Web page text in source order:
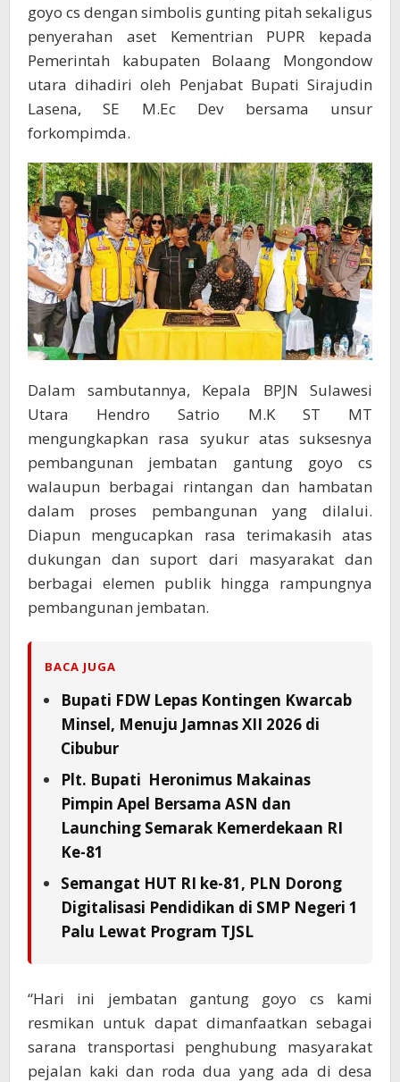
goyo cs dengan simbolis gunting pitah sekaligus
penyerahan aset Kementrian PUPR kepada
Pemerintah kabupaten Bolaang Mongondow
utara dihadiri oleh Penjabat Bupati Sirajudin
Lasena, SE M.Ec Dev bersama unsur
forkompimda.
Dalam sambutannya, Kepala BPJN Sulawesi
Utara Hendro Satrio M.K ST MT
mengungkapkan rasa syukur atas suksesnya
pembangunan jembatan gantung goyo cs
walaupun berbagai rintangan dan hambatan
dalam proses pembangunan yang dilalui.
Diapun mengucapkan rasa terimakasih atas
dukungan dan suport dari masyarakat dan
berbagai elemen publik hingga rampungnya
pembangunan jembatan.
BACA JUGA
Bupati FDW Lepas Kontingen Kwarcab
Minsel, Menuju Jamnas XII 2026 di
Cibubur
Plt. Bupati Heronimus Makainas
Pimpin Apel Bersama ASN dan
Launching Semarak Kemerdekaan RI
Ke-81
Semangat HUT RI ke-81, PLN Dorong
Digitalisasi Pendidikan di SMP Negeri 1
Palu Lewat Program TJSL
“Hari ini jembatan gantung goyo cs kami
resmikan untuk dapat dimanfaatkan sebagai
sarana transportasi penghubung masyarakat
pejalan kaki dan roda dua yang ada di desa